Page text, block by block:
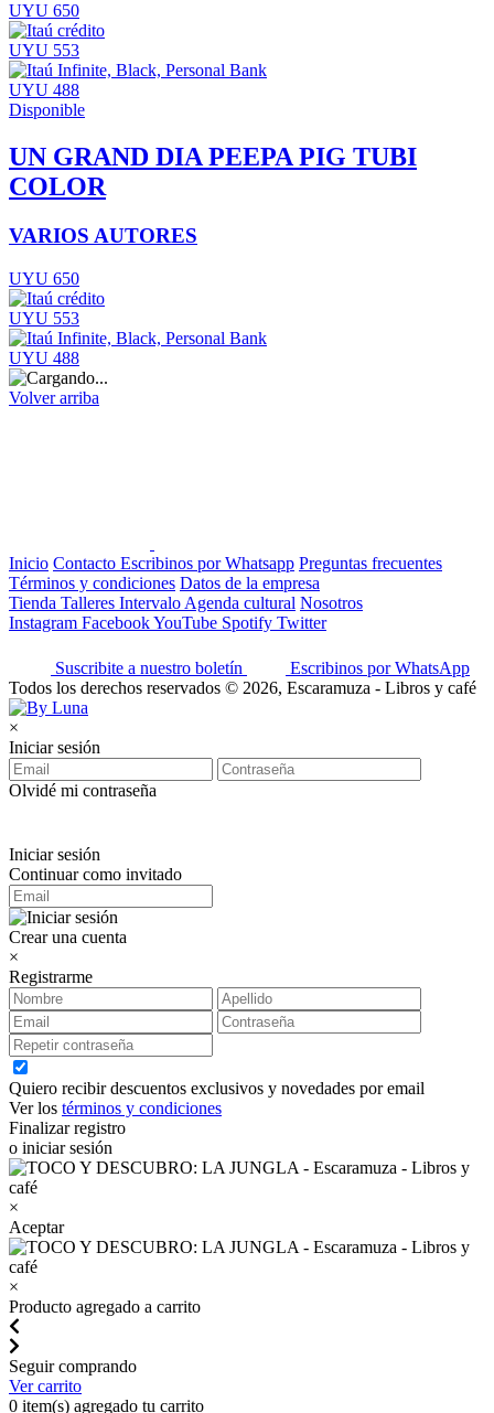
UYU 650
UYU 553
UYU 488
Disponible
UN GRAND DIA PEEPA PIG TUBI
COLOR
VARIOS AUTORES
UYU 650
UYU 553
UYU 488
Volver arriba
Inicio Contacto Escribinos por Whatsapp Preguntas frecuentes
Términos y condiciones Datos de la empresa
Tienda Talleres Intervalo Agenda cultural Nosotros
Instagram FacebookYouTube Spotify Twitter
Suscribite a nuestro boletín
Escribinos por WhatsApp
Todos los derechos reservados © 2026, Escaramuza - Libros y café
×
Iniciar sesión
Olvidé mi contraseña
Iniciar sesión
Continuar como invitado
Crear una cuenta
×
Registrarme
Quiero recibir descuentos exclusivos y novedades por email
Ver los términos y condiciones
Finalizar registro
o iniciar sesión
×
Aceptar
×
Producto agregado a carrito
Seguir comprando
Ver carrito
0 item(s) agregado tu carrito